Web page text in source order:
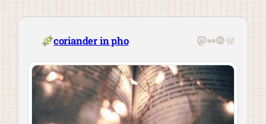
Skip
content
coriander in pho Mastodon
Flickr
Last.fm